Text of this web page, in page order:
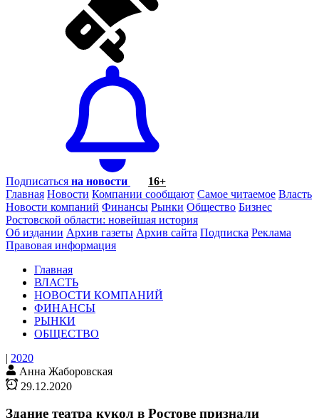
Подписаться на новости
16+
Главная Новости Компании сообщают Самое читаемое Власть
Новости компаний Финансы Рынки Общество Бизнес
Ростовской области: новейшая история
Об издании Архив газеты Архив сайта Подписка Реклама
Правовая информация
Главная
ВЛАСТЬ
НОВОСТИ КОМПАНИЙ
ФИНАНСЫ
РЫНКИ
ОБЩЕСТВО
| 2020
Анна Жаборовская
29.12.2020
Здание театра кукол в Ростове признали